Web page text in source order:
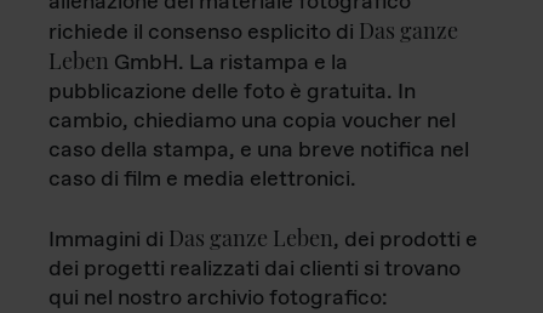
richiede il consenso esplicito di Das ganze
Leben GmbH. La ristampa e la
pubblicazione delle foto è gratuita. In
cambio, chiediamo una copia voucher nel
caso della stampa, e una breve notifica nel
caso di film e media elettronici.
Immagini di Das ganze Leben, dei prodotti e
dei progetti realizzati dai clienti si trovano
qui nel nostro archivio fotografico: